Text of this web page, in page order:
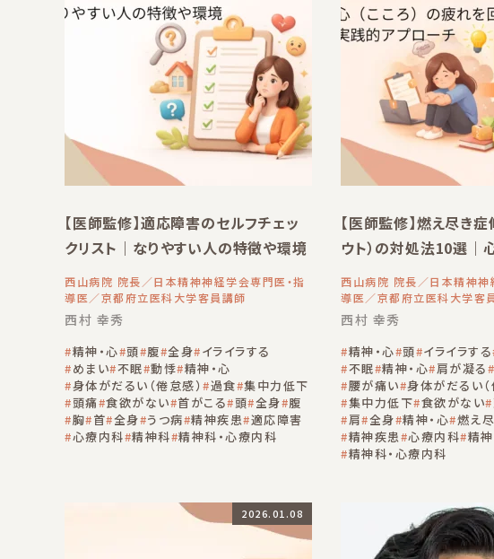
【医師監修】適応障害のセルフチェッ
クリスト｜なりやすい人の特徴や環境
西山病院 院長／日本精神神経学会専門医・指
導医／京都府立医科大学客員講師
西村 幸秀
精神・心 頭 腹 全身 イライラする
めまい 不眠 動悸 精神・心
身体がだるい（倦怠感）
過食 集中力低下
頭痛 食欲がない 首がこる 頭 全身 腹
胸 首 全身 うつ病 精神疾患 適応障害
心療内科 精神科 精神科・心療内科
【医師監修】燃え尽き
ウト）の対処法10選｜
させる実践的アプロー
西山病院 院長／日本精神神
導医／京都府立医科大学客
西村 幸秀
精神・心 頭 イライラする
不眠 精神・心 肩が凝る
腰が痛い 身体がだるい（
集中力低下 食欲がない
肩 全身 精神・心 燃え
精神疾患 心療内科 精
精神科・心療内科
2026.01.08